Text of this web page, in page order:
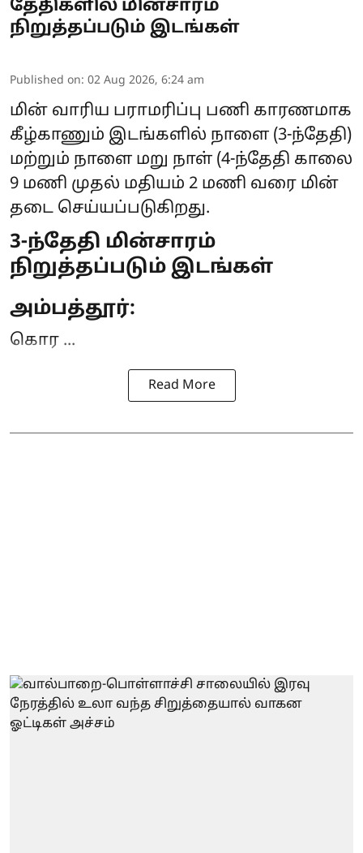
தேதிகளில் மின்சாரம்
நிறுத்தப்படும் இடங்கள்
Published on: 02 Aug 2026, 6:24 am
மின் வாரிய பராமரிப்பு பணி காரணமாக
கீழ்காணும் இடங்களில் நாளை (3-ந்தேதி)
மற்றும் நாளை மறு நாள் (4-ந்தேதி காலை
9 மணி முதல் மதியம் 2 மணி வரை மின்
தடை செய்யப்படுகிறது.
3-ந்தேதி மின்சாரம்
நிறுத்தப்படும் இடங்கள்
அம்பத்தூர்:
கொர ...
Read More